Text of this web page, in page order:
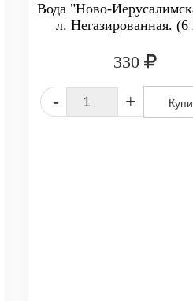
Вода "Ново-
л. Негазированная.
330
- +